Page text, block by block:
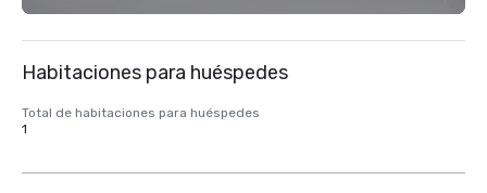
Habitaciones para huéspedes
Total de habitaciones para huéspedes
1